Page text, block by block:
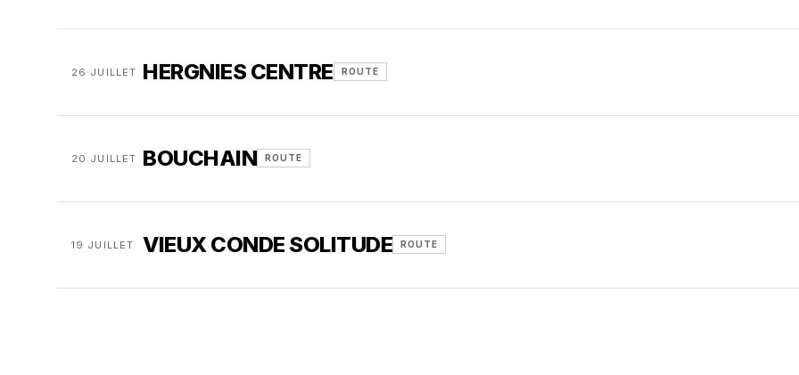
26 JUILLET HERGNIES CENTRE ROUTE
20 JUILLET BOUCHAIN ROUTE
19 JUILLET VIEUX CONDE SOLITUDE ROUTE